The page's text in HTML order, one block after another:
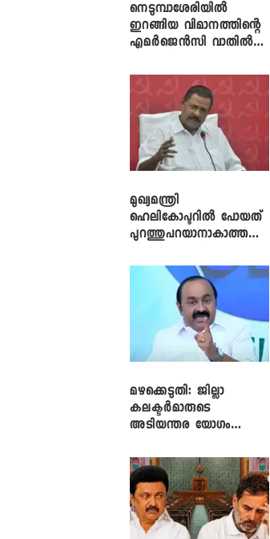
നെടുമ്പാശേരിയിൽ
ഇറങ്ങിയ വിമാനത്തിന്റെ
എമർജെൻസി വാതിൽ
മുഖ്യമന്ത്രി
ഹെലികോപ്ടറിൽ പോയത്
പുറത്തുപറയാനാകാത്ത
ഗോവിന്ദൻ
മഴക്കെടുതി: ജില്ലാ
കലക്ടർമാരുടെ
അടിയന്തര യോഗം